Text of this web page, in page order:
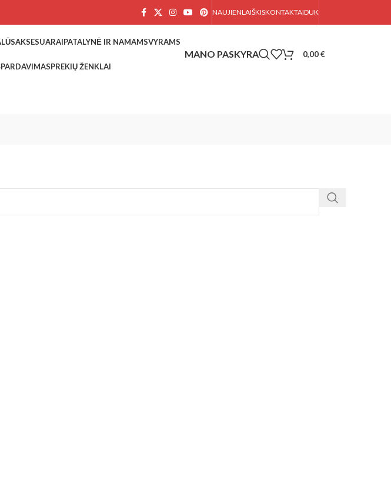
NAUJIENLAIŠKISKONTAKTAIDUK
AKSESUARAIPATALYNĖ IR NAMAMSVYRAMS
PREKIŲ ŽENKLAI
0,00€